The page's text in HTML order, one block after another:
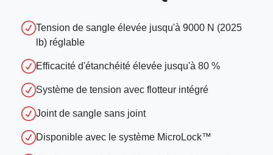
Tension de sangle élevée jusqu'à 9000 N (2025
lb) réglable
Efficacité d'étanchéité élevée jusqu'à 80 %
Système de tension avec flotteur intégré
Joint de sangle sans joint
Disponible avec le système MicroLock™